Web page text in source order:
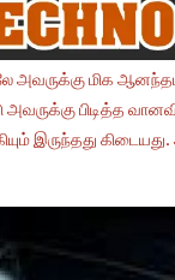
அவருக்கு மிக
பிடித்த
இருந்தது